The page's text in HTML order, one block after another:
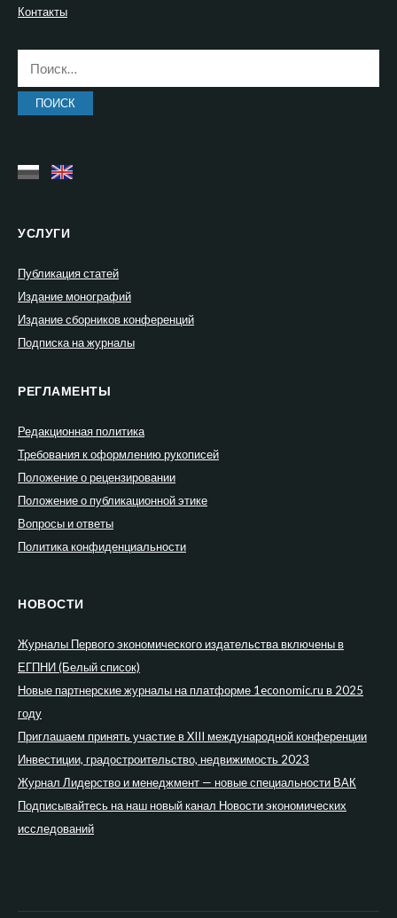
Контакты
УСЛУГИ
Публикация статей
Издание монографий
Издание сборников конференций
Подписка на журналы
РЕГЛАМЕНТЫ
Редакционная политика
Требования к оформлению рукописей
Положение о рецензировании
Положение о публикационной этике
Вопросы и ответы
Политика конфиденциальности
НОВОСТИ
Журналы Первого экономического издательства включены в
ЕГПНИ (Белый список)
Новые партнерские журналы на платформе 1economic.ru в 2025
году
Приглашаем принять участие в XIII международной конференции
Инвестиции, градостроительство, недвижимость 2023
Журнал Лидерство и менеджмент — новые специальности ВАК
Подписывайтесь на наш новый канал Новости экономических
исследований